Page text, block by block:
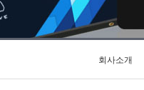
회사소개